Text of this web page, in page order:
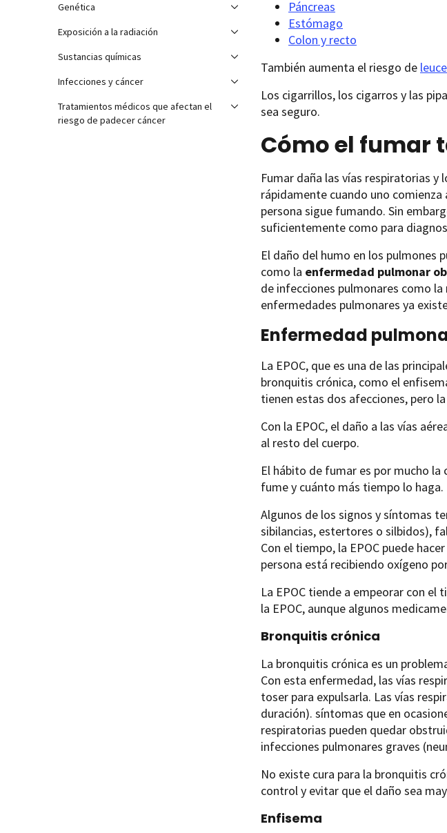
Genética
Exposición a la radiación
Sustancias químicas
Infecciones y cáncer
Tratamientos médicos que afectan el
riesgo de padecer cáncer
Páncreas
Estómago
Colon y recto
También aumenta el riesgo de
Los cigarrillos, los cigarros y las
sea seguro.
Cómo el fumar
Fumar daña las vías respiratorias y
rápidamente cuando uno
persona sigue fumando. Sin
suficientemente como para
El daño del humo en los pulmones
como la enfermedad pulmonar
de infecciones pulmonares como la
enfermedades pulmonares ya
Enfermedad
La EPOC, que es una de las
bronquitis crónica, como el
tienen estas dos afecciones, pero
Con la EPOC, el daño a las vías
al resto del cuerpo.
El hábito de fumar es por mucho la
fume y cuánto más tiempo lo haga.
Algunos de los signos y síntomas
sibilancias, estertores o silbidos),
Con el tiempo, la EPOC puede
persona está recibiendo oxígeno
La EPOC tiende a empeorar con el
la EPOC, aunque algunos
Bronquitis crónica
La bronquitis crónica es un
Con esta enfermedad, las vías
toser para expulsarla. Las vías
duración). síntomas que en
respiratorias pueden quedar
infecciones pulmonares graves
No existe cura para la bronquitis
control y evitar que el daño sea
Enfisema